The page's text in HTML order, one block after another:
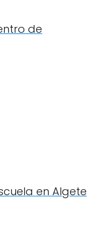
de
en Algete